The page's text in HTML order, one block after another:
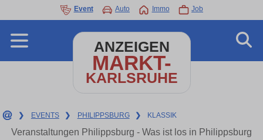
Event Auto Immo Job
ANZEIGEN
MARKT-
KARLSRUHE
❯ EVENTS ❯ PHILIPPSBURG ❯ KLASSIK
Veranstaltungen Philippsburg - Was ist los in Philippsburg